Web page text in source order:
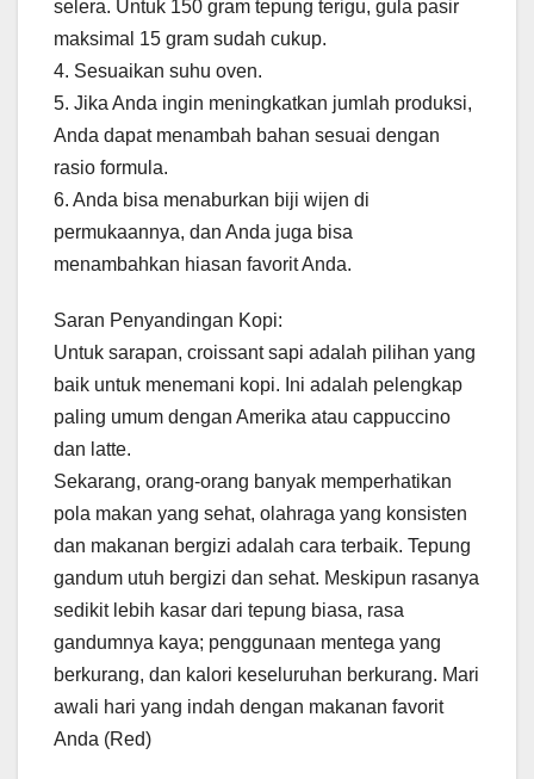
selera. Untuk 150 gram tepung terigu, gula pasir
maksimal 15 gram sudah cukup.
4. Sesuaikan suhu oven.
5. Jika Anda ingin meningkatkan jumlah produksi,
Anda dapat menambah bahan sesuai dengan
rasio formula.
6. Anda bisa menaburkan biji wijen di
permukaannya, dan Anda juga bisa
menambahkan hiasan favorit Anda.
Saran Penyandingan Kopi:
Untuk sarapan, croissant sapi adalah pilihan yang
baik untuk menemani kopi. Ini adalah pelengkap
paling umum dengan Amerika atau cappuccino
dan latte.
Sekarang, orang-orang banyak memperhatikan
pola makan yang sehat, olahraga yang konsisten
dan makanan bergizi adalah cara terbaik. Tepung
gandum utuh bergizi dan sehat. Meskipun rasanya
sedikit lebih kasar dari tepung biasa, rasa
gandumnya kaya; penggunaan mentega yang
berkurang, dan kalori keseluruhan berkurang. Mari
awali hari yang indah dengan makanan favorit
Anda (Red)